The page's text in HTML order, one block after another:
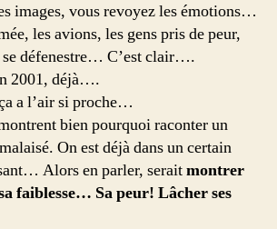
images, vous revoyez les émotions…
les avions, les gens pris de peur,
se défenestre… C’est clair….
2001, déjà….
a l’air si proche…
bien pourquoi raconter un
On est déjà dans un certain
Alors en parler, seraitmontrer
faiblesse… Sa peur! Lâcher ses